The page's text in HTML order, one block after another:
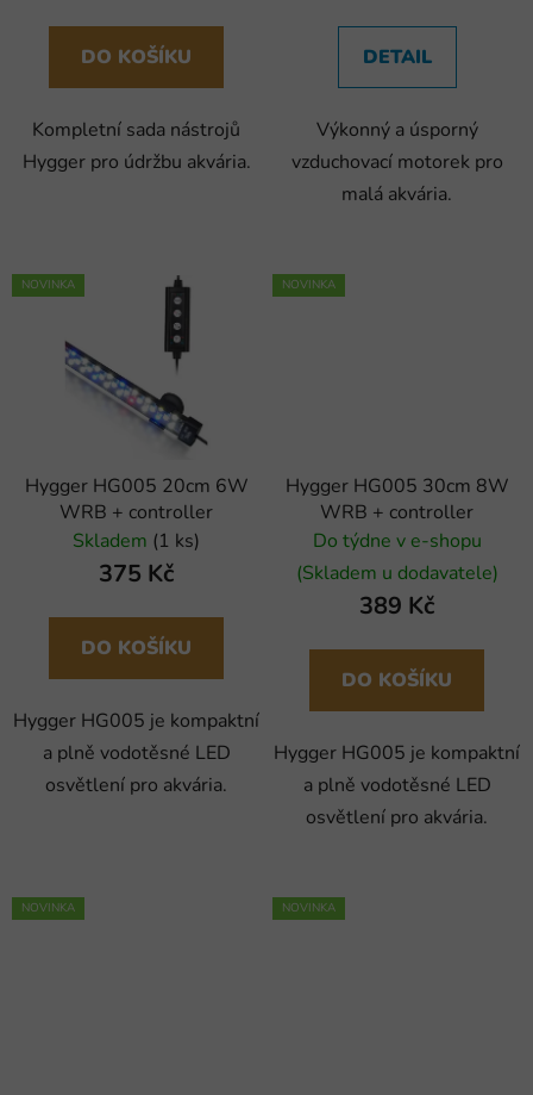
DO KOŠÍKU
Kompletní sada nástrojů
Hygger pro údržbu akvária.
DETAIL
Výkonný a úsporný
vzduchovací motorek pro
malá akvária.
NOVINKA
Hygger HG005 20cm 6W
WRB + controller
Skladem (1 ks)
375 Kč
DO KOŠÍKU
Hygger HG005 je kompaktní
a plně vodotěsné LED
osvětlení pro akvária.
NOVINKA
Hygger HG005 30cm 8W
WRB + controller
Do týdne v e-shopu
(Skladem u dodavatele)
389 Kč
DO KOŠÍKU
Hygger HG005 je kompaktní
a plně vodotěsné LED
osvětlení pro akvária.
NOVINKA NOVINKA